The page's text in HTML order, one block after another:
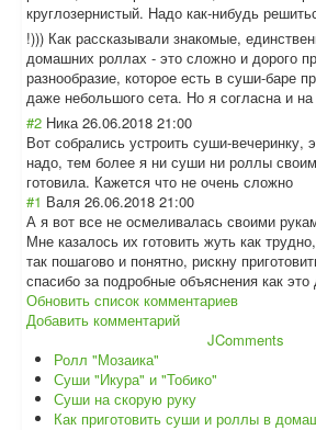
круглозернистый. Надо как-нибудь
!))) Как рассказывали знакомые,
домашних роллах - это сложно и дорого
разнообразие, которое есть в суши-баре
даже небольшого сета. Но я согласна и
#2 Ника 26.06.2018 21:00
Вот собрались устроить суши-вечеринку,
надо, тем более я ни суши ни роллы
готовила. Кажется что не очень сложно
#1 Валя 26.06.2018 21:00
А я вот все не осмеливалась своими
Мне казалось их готовить жуть как
так пошагово и понятно, рискну
спасибо за подробные объяснения как это
Обновить список комментариев
Добавить комментарий
JComments
Ролл "Мозаика"
Суши "Икура" и "Тобико"
Суши на скорую руку
Как приготовить суши и роллы в